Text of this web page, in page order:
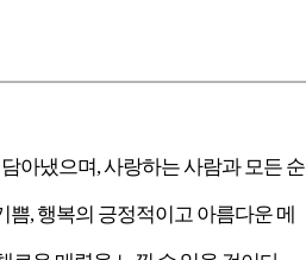
아냈으며, 사랑하는 사람과 모든 순
쁨, 행복의 긍정적이고 아름다운 메